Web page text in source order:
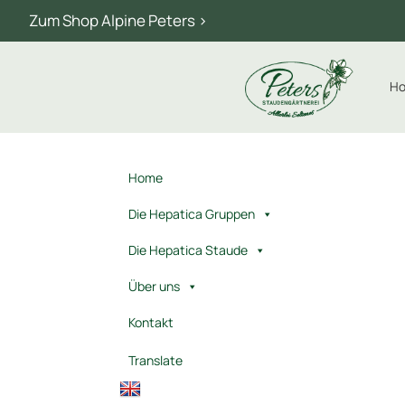
Zum Shop Alpine Peters >
Home
Die Hepatica Gruppen
Die Hepatica Staude
Über uns
Kontakt
Translate